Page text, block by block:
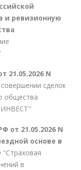
и ревизионную
21.05.2026 N
сделок
общества
от 21.05.2026 N
основе в
"Страховая
в